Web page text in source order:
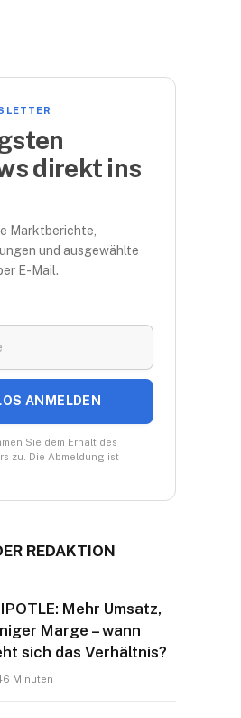
direkt ins
Marktberichte,
und ausgewählte
E-Mail.
ANMELDEN
Sie dem Erhalt des
zu. Die Abmeldung ist
REDAKTION
Mehr Umsatz,
Marge – wann
sich das Verhältnis?
Minuten